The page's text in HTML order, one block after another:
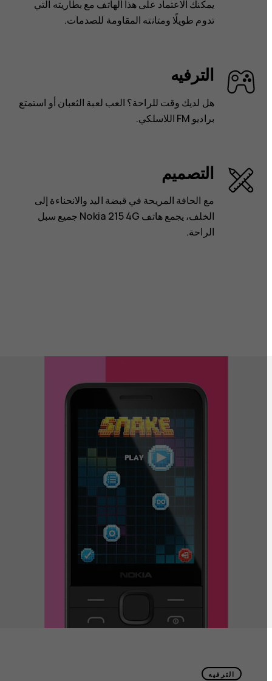
يمكنك الاعتماد على هذا الهاتف مع بطاريته التي
تدوم طويلًا ومتانته المقاومة للصدمات.
الترفيه
هل لديك وقت للراحة؟ العب لعبة الثعبان أو استمتع
براديو FM اللاسلكي.
التصميم
مع الحافة المريحة في قبضة اليد والانحناءة إلى
الخلف، يجمع هاتف Nokia 215 4G جميع سبل
الراحة.
الترفيه